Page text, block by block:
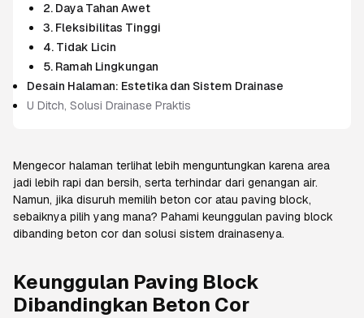
2. Daya Tahan Awet
3. Fleksibilitas Tinggi
4. Tidak Licin
5. Ramah Lingkungan
Desain Halaman: Estetika dan Sistem Drainase
U Ditch, Solusi Drainase Praktis
Mengecor halaman terlihat lebih menguntungkan karena area
jadi lebih rapi dan bersih, serta terhindar dari genangan air.
Namun, jika disuruh memilih beton cor atau paving block,
sebaiknya pilih yang mana? Pahami keunggulan paving block
dibanding beton cor dan solusi sistem drainasenya.
Keunggulan Paving Block
Dibandingkan Beton Cor